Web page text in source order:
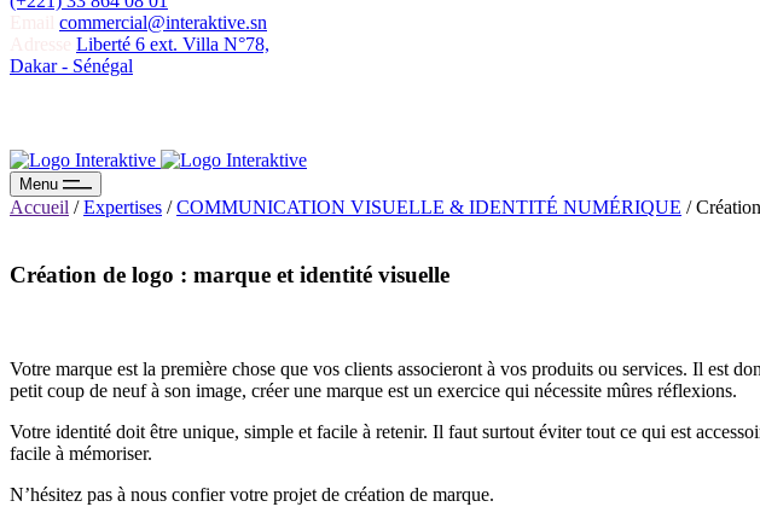
commercial@interaktive.sn
Liberté 6 ext. Villa N°78,
Dakar - Sénégal
Menu
Accueil / Expertises / COMMUNICATION VISUELLE & IDENTITÉ NUMÉRIQUE /
Création de logo : marque et identité visuelle
Votre marque est la première chose que vos clients associeront à vos produits ou services. Il est
petit coup de neuf à son image, créer une marque est un exercice qui nécessite mûres réflexions.
Votre identité doit être unique, simple et facile à retenir. Il faut surtout éviter tout ce qui est
facile à mémoriser.
N’hésitez pas à nous confier votre projet de création de marque.